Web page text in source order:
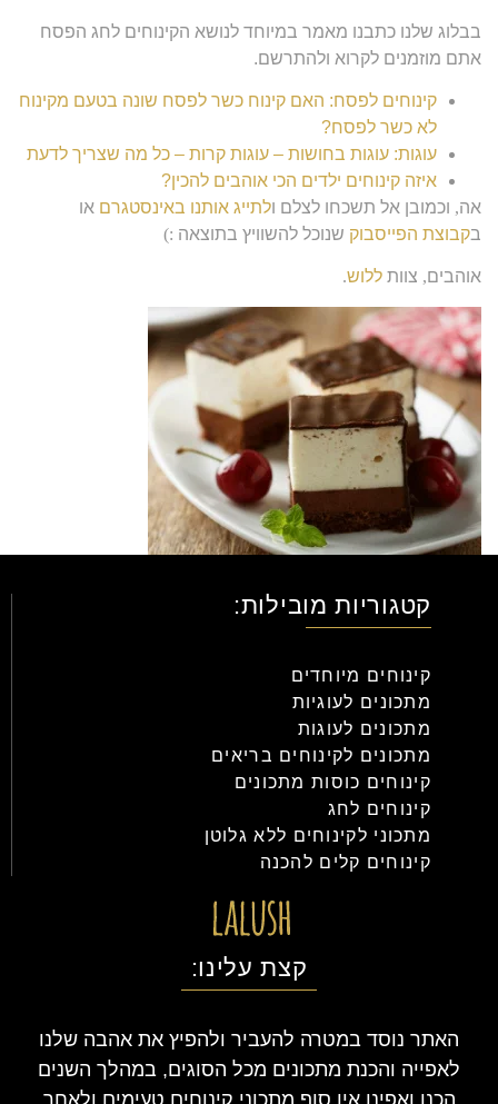
בבלוג שלנו כתבנו מאמר במיוחד לנושא הקינוחים לחג הפסח
אתם מוזמנים לקרוא ולהתרשם.
קינוחים לפסח: האם קינוח כשר לפסח שונה בטעם מקינוח
לא כשר לפסח?
עוגות: עוגות בחושות – עוגות קרות – כל מה שצריך לדעת
איזה קינוחים ילדים הכי אוהבים להכין?
אה, וכמובן אל תשכחו לצלם ולתייג אותנו באינסטגרם או
בקבוצת הפייסבוק שנוכל להשוויץ בתוצאה :)
אוהבים, צוות ללוש.
קטגוריות מובילות:
קינוחים מיוחדים
מתכונים לעוגיות
מתכונים לעוגות
מתכונים לקינוחים בריאים
קינוחים כוסות מתכונים
קינוחים לחג
מתכוני לקינוחים ללא גלוטן
קינוחים קלים להכנה
קצת עלינו:
האתר נוסד במטרה להעביר ולהפיץ את אהבה שלנו
לאפייה והכנת מתכונים מכל הסוגים, במהלך השנים